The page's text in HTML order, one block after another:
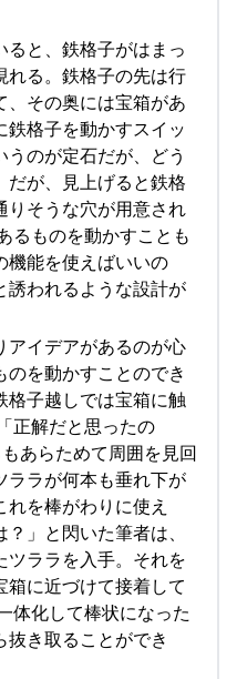
と、鉄格子がはまっ
れる。鉄格子の先は行
、その奥には宝箱があ
鉄格子を動かすスイッ
のが定石だが、どう
だが、見上げると鉄格
りそうな穴が用意され
るものを動かすことも
機能を使えばいいの
誘われるような設計が
アイデアがあるのが心
を動かすことのでき
格子越しでは宝箱に触
正解だと思ったの
あらためて周囲を見回
ララが何本も垂れ下が
を棒がわりに使え
」と閃いた筆者は、
ツララを入手。それを
箱に近づけて接着して
体化して棒状になった
き取ることができ